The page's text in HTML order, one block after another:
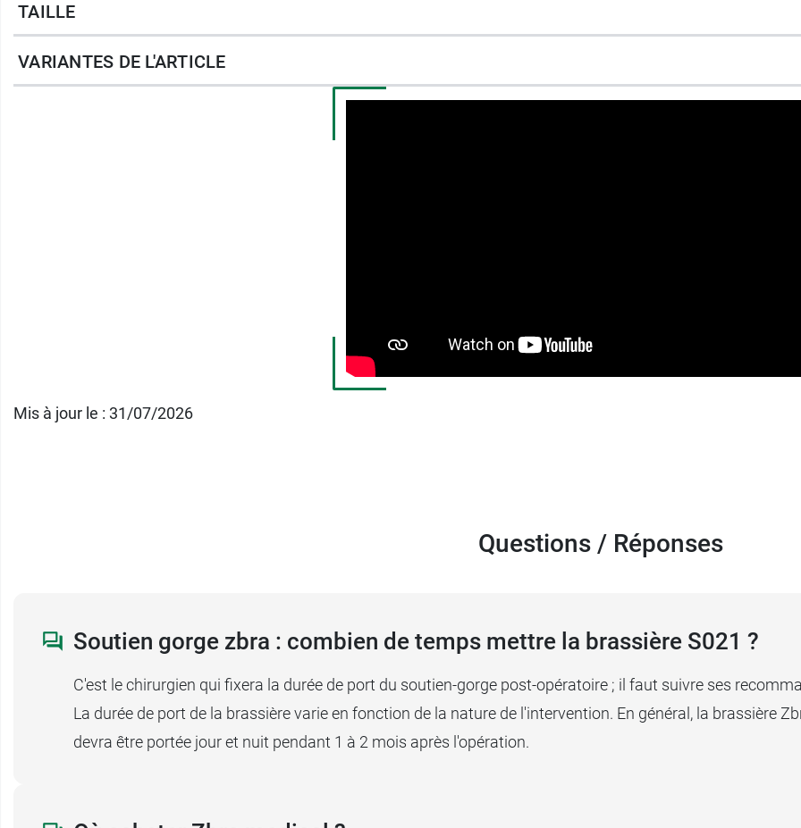
Caractéristiques du soutien gorge ZBra post opératoire
TAILLE
VARIANTES DE L'ARTICLE
Mis à jour le : 31/07/2026
Questions / Réponses
Soutien gorge zbra : combien de temps mettre la brassière S021 ?
C'est le chirurgien qui fixera la durée de port du soutien-gorge post-opératoire ; il faut suivre ses
La durée de port de la brassière varie en fonction de la nature de l'intervention. En général, la brassière
devra être portée jour et nuit pendant 1 à 2 mois après l'opération.